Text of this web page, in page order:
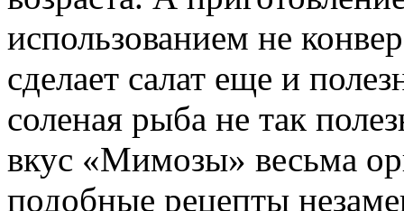
использованием не
сделает салат еще и
соленая рыба не так
вкус «Мимозы» весьма
подобные рецепты